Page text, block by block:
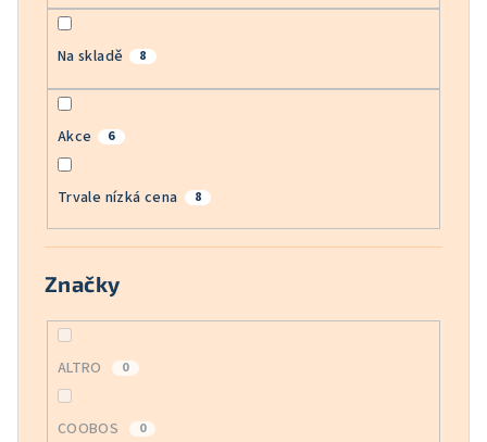
Na skladě 8
Akce 6
Trvale nízká cena 8
Značky
ALTRO 0
COOBOS 0